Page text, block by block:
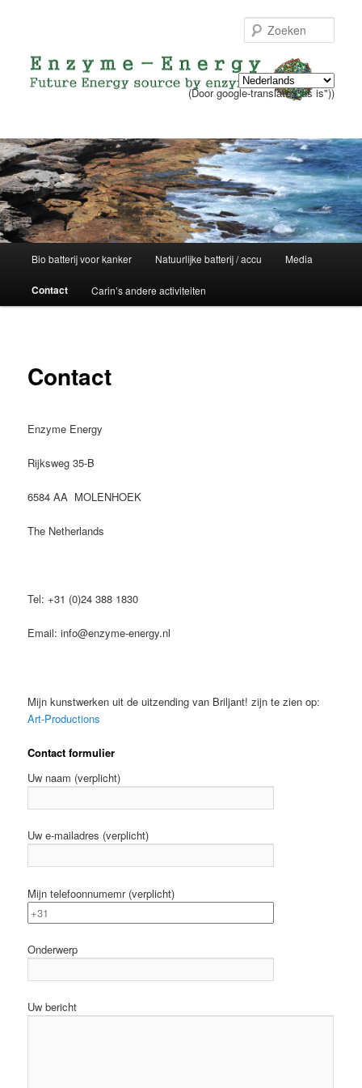
(Door google-translate ("as is"))
Spring
naar
Bio batterij voor kanker Natuurlijke batterij / accu Media
Contact Carin’s andere activiteiten
Contact
Enzyme Energy
Rijksweg 35-B
6584 AA MOLENHOEK
The Netherlands
Tel: +31 (0)24 388 1830
Email: info@enzyme-energy.nl
Mijn kunstwerken uit de uitzending van Briljant! zijn te zien op:
Art-Productions
Contact formulier
Uw naam (verplicht)
Uw e-mailadres (verplicht)
Mijn telefoonnumemr (verplicht)
Onderwerp
Uw bericht